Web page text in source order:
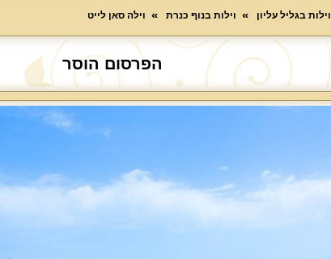
וילות בגליל עליון וילות בנוף כנרת וילה סאן לייט
הפרסום הוסר